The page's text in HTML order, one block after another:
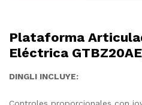
Plataforma
Eléctrica
DINGLI INCLUYE: